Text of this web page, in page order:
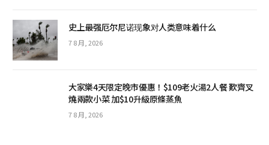
史上最强厄尔尼诺现象对人类意味着什么
7 8 月, 2026
大家樂4天限定晚市優惠！$109老火湯2人餐 歎齊叉
燒兩款小菜 加$10升級原條蒸魚
7 8 月, 2026